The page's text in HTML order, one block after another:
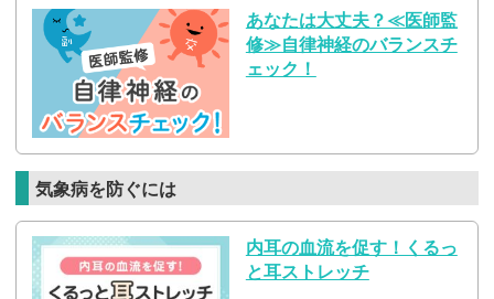
あなたは大丈夫？≪医師監
修≫自律神経のバランスチ
ェック！
気象病を防ぐには
内耳の血流を促す！くるっ
と耳ストレッチ